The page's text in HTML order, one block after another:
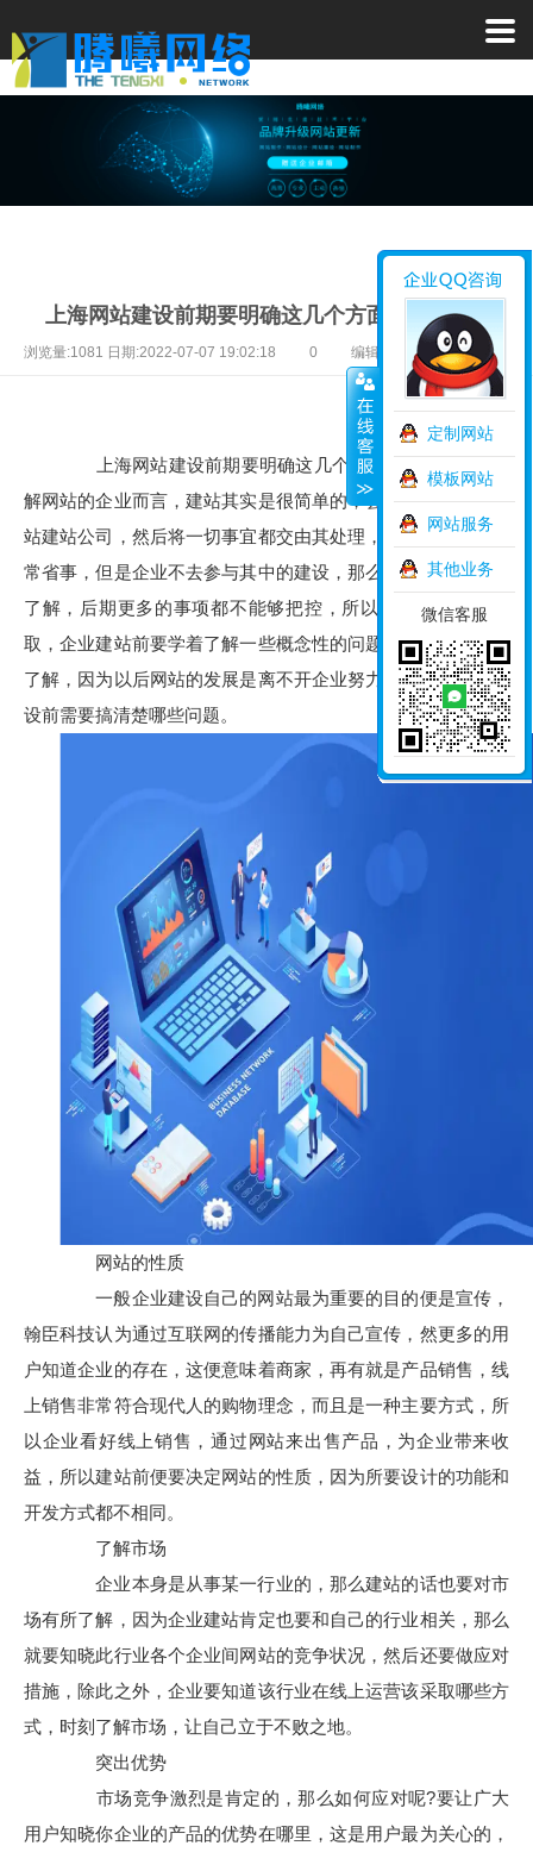
上海网站建设前期要明确这几个方面?
浏览量:1081 日期:2022-07-07 19:02:18 0 编辑:上海网站制作
上海网站建设前期要明确这几个方面? 对于很多不了
解网站的企业而言，建站其实是很简单的，会找一家合适的网
站建站公司，然后将一切事宜都交由其处理，这样做虽然是非
常省事，但是企业不去参与其中的建设，那么对网站就不会有
了解，后期更多的事项都不能够把控，所以这样的方式不可
取，企业建站前要学着了解一些概念性的问题，对网站有一个
了解，因为以后网站的发展是离不开企业努力的，那么网站建
设前需要搞清楚哪些问题。
网站的性质
一般企业建设自己的网站最为重要的目的便是宣传，
翰臣科技认为通过互联网的传播能力为自己宣传，然更多的用
户知道企业的存在，这便意味着商家，再有就是产品销售，线
上销售非常符合现代人的购物理念，而且是一种主要方式，所
以企业看好线上销售，通过网站来出售产品，为企业带来收
益，所以建站前便要决定网站的性质，因为所要设计的功能和
开发方式都不相同。
了解市场
企业本身是从事某一行业的，那么建站的话也要对市
场有所了解，因为企业建站肯定也要和自己的行业相关，那么
就要知晓此行业各个企业间网站的竞争状况，然后还要做应对
措施，除此之外，企业要知道该行业在线上运营该采取哪些方
式，时刻了解市场，让自己立于不败之地。
突出优势
市场竞争激烈是肯定的，那么如何应对呢?要让广大
用户知晓你企业的产品的优势在哪里，这是用户最为关心的，
定制网站
模板网站
网站服务
其他业务
微信客服